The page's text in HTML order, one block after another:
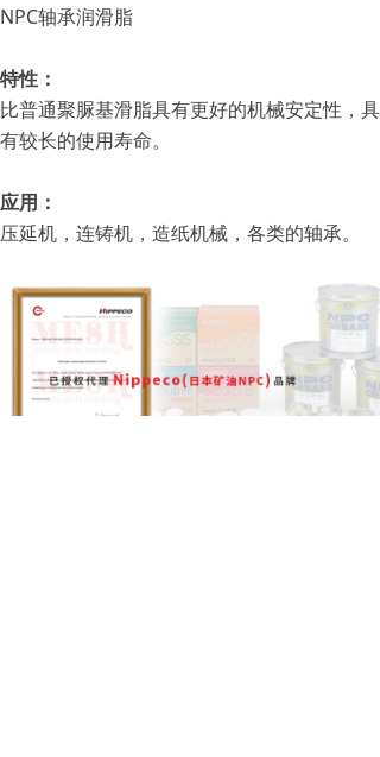
NPC轴承润滑脂
特性：
比普通聚脲基滑脂具有更好的机械安定性，具
有较长的使用寿命。
应用：
压延机，连铸机，造纸机械，各类的轴承。